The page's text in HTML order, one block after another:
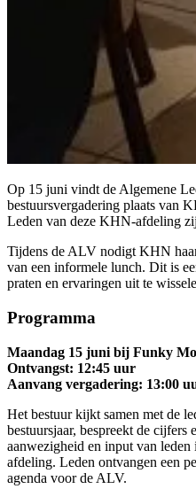
Op 15 juni vindt de Algemene
bestuursvergadering plaats van
Leden van deze KHN-afdeling
Tijdens de ALV nodigt KHN
van een informele lunch. Dit is
praten en ervaringen uit te
Programma
Maandag 15 juni bij Funky
Ontvangst: 12:45 uur
Aanvang vergadering: 13:00
Het bestuur kijkt samen met de
bestuursjaar, bespreekt de
aanwezigheid en input van
afdeling. Leden ontvangen een
agenda voor de ALV.